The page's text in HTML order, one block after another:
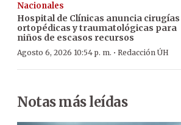
Nacionales
Hospital de Clínicas anuncia cirugías
ortopédicas y traumatológicas para
niños de escasos recursos
Agosto 6, 2026 10:54 p. m. · Redacción ÚH
Notas más leídas